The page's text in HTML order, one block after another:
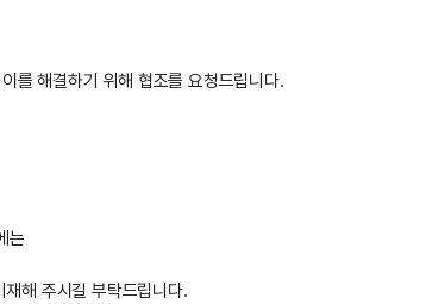
를 해결하기 위해 협조를 요청드립니다.
는
재해 주시길 부탁드립니다.